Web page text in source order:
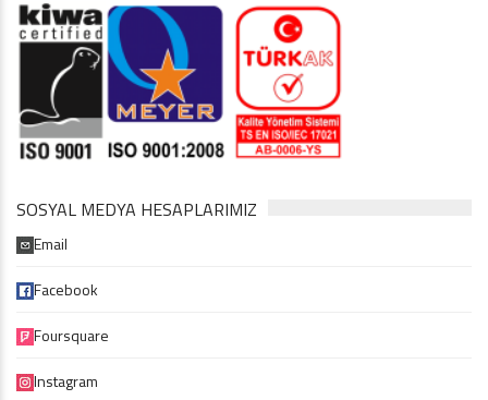
SOSYAL MEDYA HESAPLARIMIZ
Email
Facebook
Foursquare
Instagram